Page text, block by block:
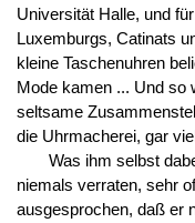
Universität Halle, und
Luxemburgs, Catinats
kleine Taschenuhren
Mode kamen ... Und so
seltsame
die Uhrmacherei, gar
Was ihm selbst
niemals verraten, sehr
ausgesprochen, daß er